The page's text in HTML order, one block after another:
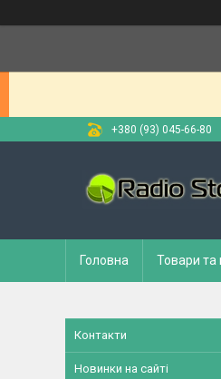
+380 (93) 045-66-80
Головна Товари та
Контакти
Новинки на сайті